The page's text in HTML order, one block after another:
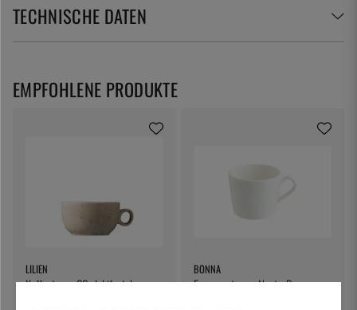
TECHNISCHE DATEN
LILIEN
Kaffeetasse 22 cl, Lifestyle
BONNA
Espressotasse, Neat - Bonna
EMPFOHLENE PRODUKTE